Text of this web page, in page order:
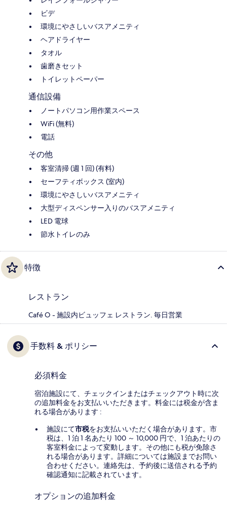
ビデ
環境にやさしいバスアメニティ
ヘアドライヤー
タオル
歯磨きセット
トイレットペーパー
通信設備
ノートパソコン用作業スペース
WiFi (無料)
電話
その他
客室清掃 (週 1 回) (有料)
セーフティボックス (室内)
環境にやさしいバスアメニティ
大型ディスペンサー入りのバスアメニティ
LED 電球
節水トイレのみ
特徴
レストラン
Café O - 施設内ビュッフェ レストラン. 毎日営業
手数料 & ポリシー
必須料金
宿泊施設にて、チェックインまたはチェックアウト時に次
の追加料金をお支払いいただきます。料金には税金が含ま
れる場合があります :
施設にて市税をお支払いいただく場合があります。市
税は、1 泊 1 名あたり 100 ～ 10,000 円で、1 泊あたりの
客室料金によって変動します。その他にも税が免除さ
れる場合があります。詳細については施設までお問い
合わせください。連絡先は、予約後に送信される予約
確認通知に記載されています。
オプションの追加料金